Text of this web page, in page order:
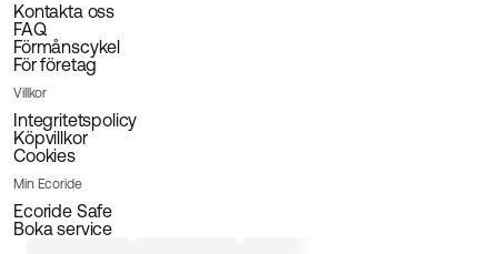
Kontakta oss
FAQ
Förmånscykel
För företag
Villkor
Integritetspolicy
Köpvillkor
Cookies
Min Ecoride
Ecoride Safe
Boka service